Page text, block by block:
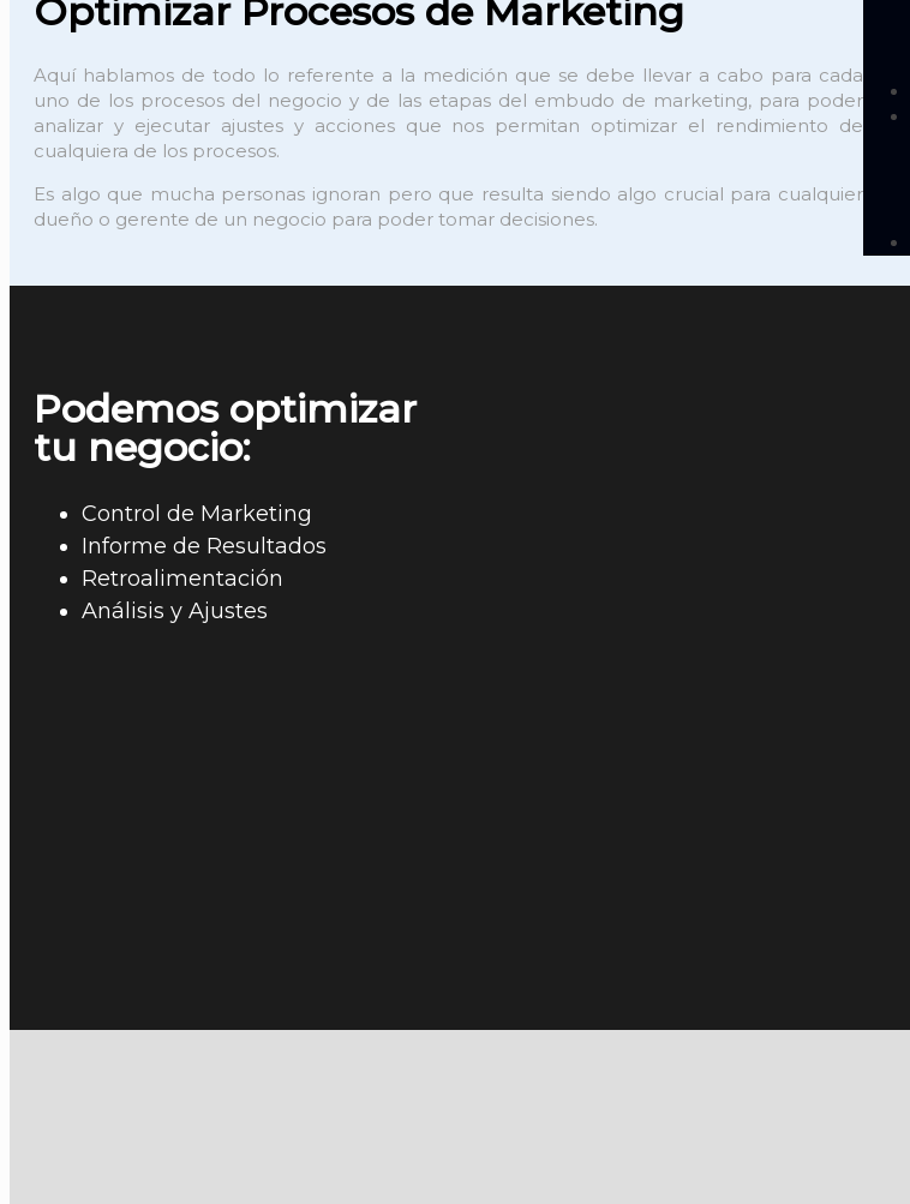
Optimizar Procesos de Marketing
Aquí hablamos de todo lo referente a la medición que se debe llevar a cabo para cada
uno de los procesos del negocio y de las etapas del embudo de marketing, para poder
analizar y ejecutar ajustes y acciones que nos permitan optimizar el rendimiento de
cualquiera de los procesos.
Es algo que mucha personas ignoran pero que resulta siendo algo crucial para cualquier
dueño o gerente de un negocio para poder tomar decisiones.
Podemos optimizar
tu negocio:
Control de Marketing
Informe de Resultados
Retroalimentación
Análisis y Ajustes